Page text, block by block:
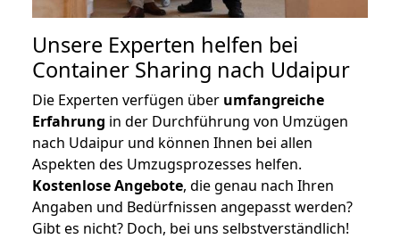
Unsere Experten helfen bei
Container Sharing nach Udaipur
Die Experten verfügen über umfangreiche
Erfahrung in der Durchführung von Umzügen
nach Udaipur und können Ihnen bei allen
Aspekten des Umzugsprozesses helfen.
Kostenlose Angebote, die genau nach Ihren
Angaben und Bedürfnissen angepasst werden?
Gibt es nicht? Doch, bei uns selbstverständlich!